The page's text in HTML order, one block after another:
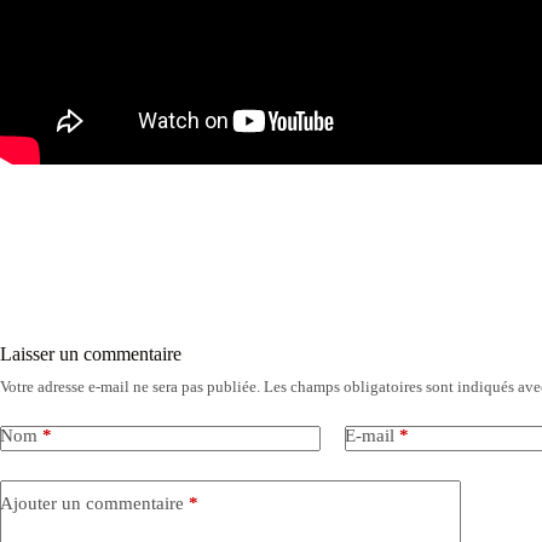
Laisser un commentaire
Votre adresse e-mail ne sera pas publiée. Les champs obligatoires sont indiqués
Nom * E-mail *
Ajouter un commentaire *